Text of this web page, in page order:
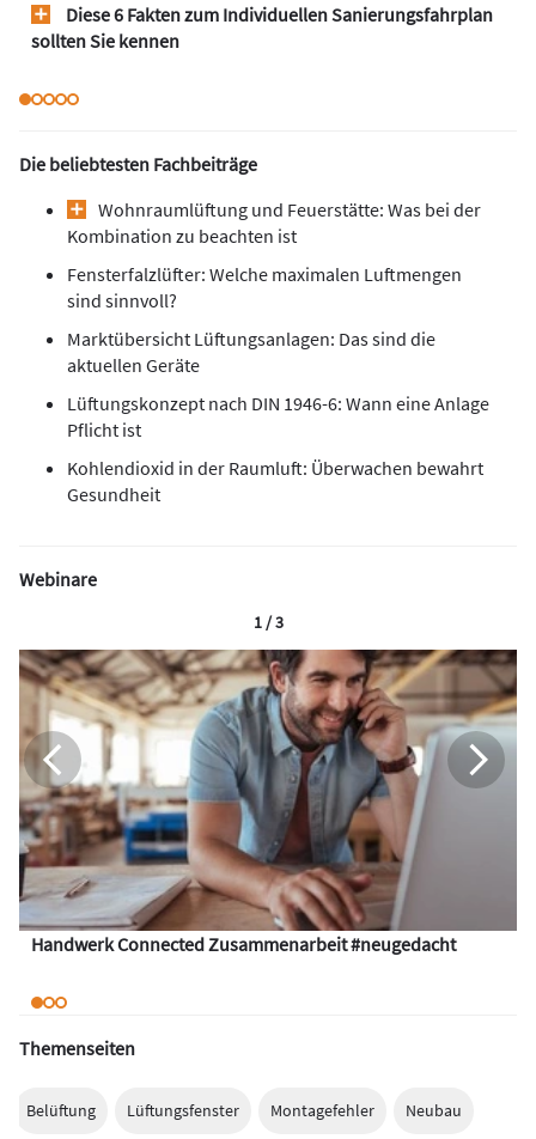
Diese 6 Fakten zum Individuellen Sanierungsfahrplan
sollten Sie kennen
Die beliebtesten Fachbeiträge
Wohnraumlüftung und Feuerstätte: Was bei der
Kombination zu beachten ist
Fensterfalzlüfter: Welche maximalen Luftmengen
sind sinnvoll?
Marktübersicht Lüftungsanlagen: Das sind die
aktuellen Geräte
Lüftungskonzept nach DIN 1946-6: Wann eine Anlage
Pflicht ist
Kohlendioxid in der Raumluft: Überwachen bewahrt
Gesundheit
Webinare
Handwerk Connected Zusammenarbeit #neugedacht
1 / 3
Themenseiten
Belüftung Lüftungsfenster Montagefehler Neubau